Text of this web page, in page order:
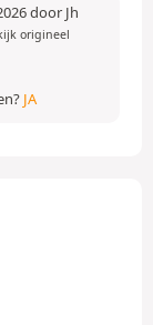
door Jh
origineel
JA